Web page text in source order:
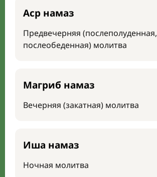
Аср намаз
Предвечерняя (послеполуденная,
послеобеденная) молитва
Магриб намаз
Вечерняя (закатная) молитва
Иша намаз
Ночная молитва